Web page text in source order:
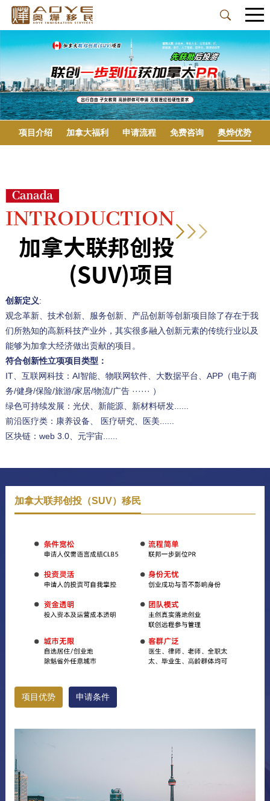
项目介绍 加拿大福利 申请流程 免费咨询 奥烨优势
创新定义:
观念革新、技术创新、服务创新、产品创新等创新项目除了存在于我
们所熟知的高新科技产业外，其实很多融入创新元素的传统行业以及
能够为加拿大经济做出贡献的项目。
符合创新性立项项目类型：
IT、互联网科技：AI智能、物联网软件、大数据平台、APP（电子商
务/健身/保险/旅游/家居/物流/广告 ······ ）
绿色可持续发展：光伏、新能源、新材料研发......
前沿医疗类：康养设备、 医疗研究、医美......
区块链：web 3.0、元宇宙......
加拿大联邦创投（SUV）移民
项目优势 申请条件